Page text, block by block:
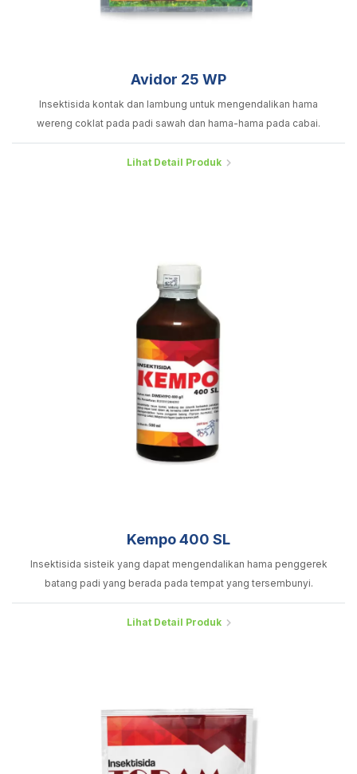
Avidor 25 WP
Insektisida kontak dan lambung untuk mengendalikan hama
wereng coklat pada padi sawah dan hama-hama pada cabai.
Lihat Detail Produk
Kempo 400 SL
Insektisida sisteik yang dapat mengendalikan hama penggerek
batang padi yang berada pada tempat yang tersembunyi.
Lihat Detail Produk